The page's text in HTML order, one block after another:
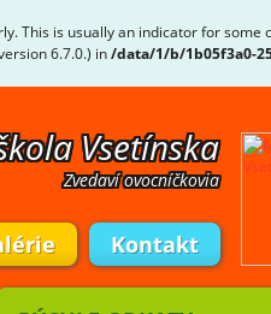
This is usually an indicator for
6.7.0.) in/data/1/b/1b05f3a0-
Vsetínska
Zvedaví ovocníčkovia
Kontakt